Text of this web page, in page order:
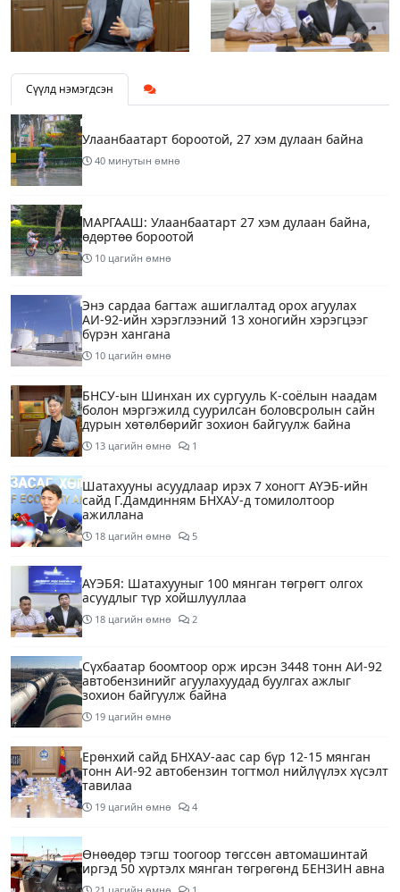
Сүүлд нэмэгдсэн
Улаанбаатарт бороотой, 27 хэм дулаан байна
40 минутын өмнө
МАРГААШ: Улаанбаатарт 27 хэм дулаан байна,
өдөртөө бороотой
10 цагийн өмнө
Энэ сардаа багтаж ашиглалтад орох агуулах
АИ-92-ийн хэрэглээний 13 хоногийн хэрэгцээг
бүрэн хангана
10 цагийн өмнө
БНСУ-ын Шинхан их сургууль К-соёлын наадам
болон мэргэжилд суурилсан боловсролын сайн
дурын хөтөлбөрийг зохион байгуулж байна
13 цагийн өмнө 1
Шатахууны асуудлаар ирэх 7 хоногт АҮЭБ-ийн
сайд Г.Дамдинням БНХАУ-д томилолтоор
ажиллана
18 цагийн өмнө 5
АҮЭБЯ: Шатахууныг 100 мянган төгрөгт олгох
асуудлыг түр хойшлууллаа
18 цагийн өмнө 2
Сүхбаатар боомтоор орж ирсэн 3448 тонн АИ-92
автобензинийг агуулахуудад буулгах ажлыг
зохион байгуулж байна
19 цагийн өмнө
Ерөнхий сайд БНХАУ-аас сар бүр 12-15 мянган
тонн АИ-92 автобензин тогтмол нийлүүлэх хүсэлт
тавилаа
19 цагийн өмнө 4
Өнөөдөр тэгш тоогоор төгссөн автомашинтай
иргэд 50 хүртэлх мянган төгрөгөнд БЕНЗИН авна